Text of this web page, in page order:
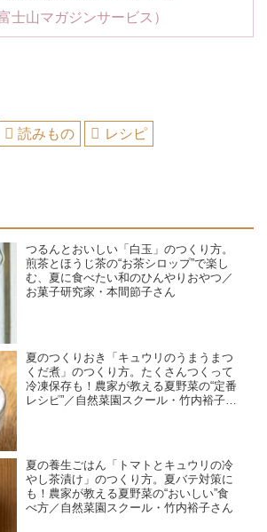
士山マガジンサービス）
読みもの レシピ
つるんとおいしい「白玉」のつくり方。
煎茶とほうじ茶の“お茶シロップ”で楽し
む、夏に食べたい和のひんやりおやつ／
お菓子研究家・本間節子さん
夏のつくりおき「キュウリのうまうまつ
くだ煮」のつくり方。たくさんつくって
冷凍保存も！農家が教える夏野菜の“定番
レシピ”／自然菜園スクール・竹内裕子さ
夏の養生ごはん「トマトとキュウリの冷
やし茶漬け」のつくり方。夏バテ対策に
も！農家が教える夏野菜の“おいしい”食
べ方／自然菜園スクール・竹内裕子さん